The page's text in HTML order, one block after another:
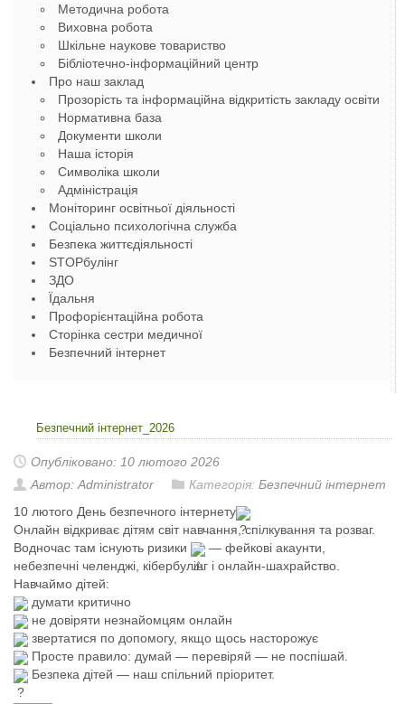
Методична робота
Виховна робота
Шкільне наукове товариство
Бібліотечно-інформаційний центр
Про наш заклад
Прозорість та інформаційна відкритість закладу освіти
Нормативна база
Документи школи
Наша історія
Символіка школи
Адміністрація
Моніторинг освітньої діяльності
Соціально психологічна служба
Безпека життєдіяльності
STOPбулінг
ЗДО
Їдальня
Профорієнтаційна робота
Сторінка сестри медичної
Безпечний інтернет
Безпечний інтернет_2026
Опубліковано: 10 лютого 2026
Автор: Administrator
Категорія: Безпечний інтернет
10 лютого День безпечного інтернету
Онлайн відкриває дітям світ навчання, спілкування та розваг.
Водночас там існують ризики
— фейкові акаунти,
небезпечні челенджі, кібербулінг і онлайн-шахрайство.
Навчаймо дітей:
думати критично
не довіряти незнайомцям онлайн
звертатися по допомогу, якщо щось насторожує
Просте правило: думай — перевіряй — не поспішай.
Безпека дітей — наш спільний пріоритет.